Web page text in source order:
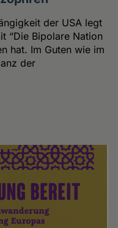
der USA legt
“Die Bipolare Nation
hat. Im Guten wie im
der